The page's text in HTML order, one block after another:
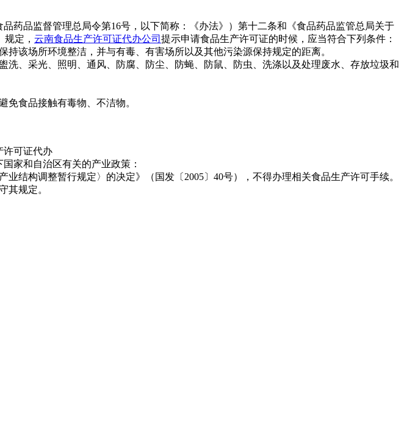
药品监督管理总局令第16号，以下简称：《办法》）第十二条和《食品药品监管总局关于
定， 云南食品生产许可证代办公司 提示申请食品生产许可证的时候，应当符合下列条件：
该场所环境整洁，并与有毒、有害场所以及其他污染源保持规定的距离。
、采光、照明、通风、防腐、防尘、防蝇、防鼠、防虫、洗涤以及处理废水、存放垃圾和
免食品接触有毒物、不洁物。
家和自治区有关的产业政策：
结构调整暂行规定〉的决定》（国发〔2005〕40号），不得办理相关食品生产许可手续。
其规定。